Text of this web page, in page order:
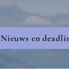
Nieuws en